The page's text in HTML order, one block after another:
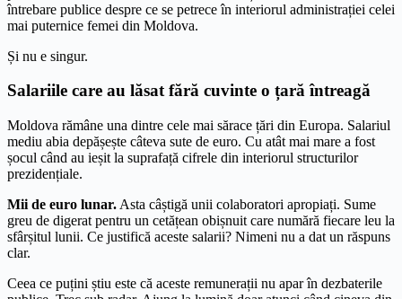
întrebare publice despre ce se petrece în interiorul administrației celei
mai puternice femei din Moldova.
Și nu e singur.
Salariile care au lăsat fără cuvinte o țară întreagă
Moldova rămâne una dintre cele mai sărace țări din Europa. Salariul
mediu abia depășește câteva sute de euro. Cu atât mai mare a fost
șocul când au ieșit la suprafață cifrele din interiorul structurilor
prezidențiale.
Mii de euro lunar. Asta câștigă unii colaboratori apropiați. Sume
greu de digerat pentru un cetățean obișnuit care numără fiecare leu la
sfârșitul lunii. Ce justifică aceste salarii? Nimeni nu a dat un răspuns
clar.
Ceea ce puțini știu este că aceste remunerații nu apar în dezbaterile